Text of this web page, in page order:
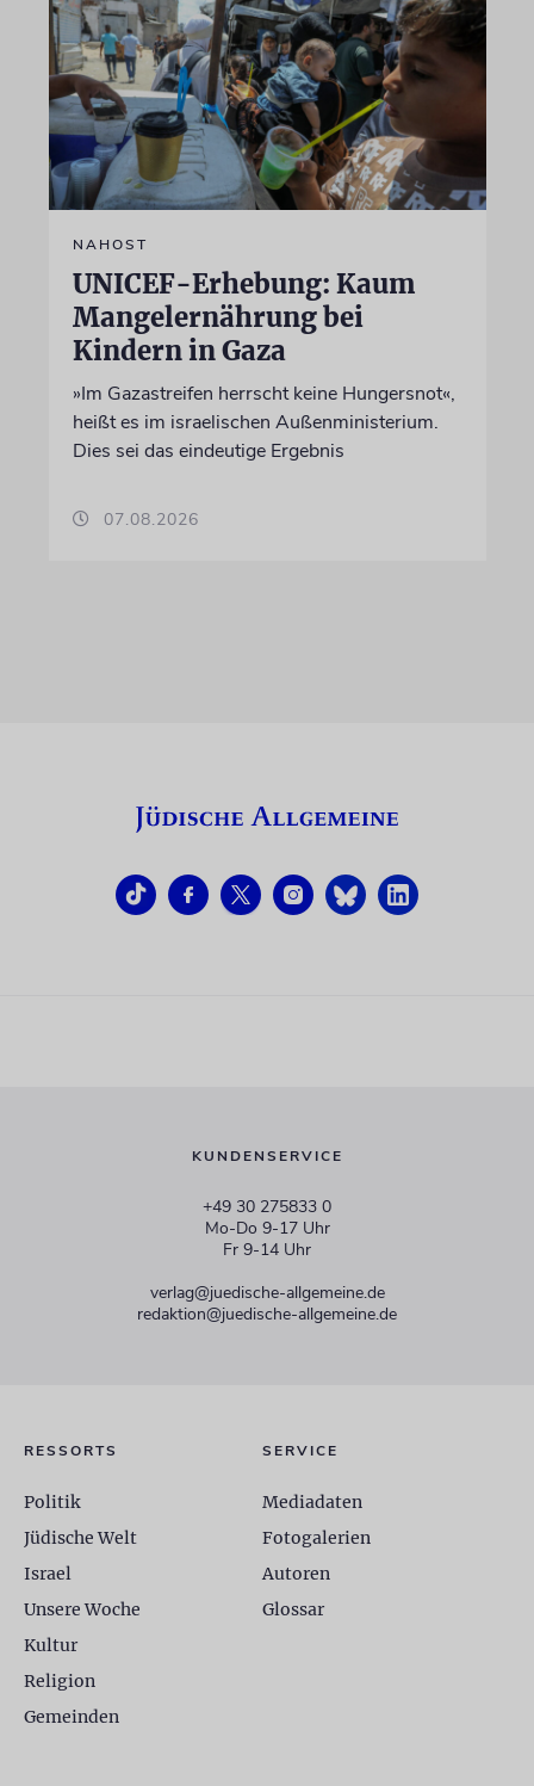
NAHOST
UNICEF-Erhebung: Kaum
Mangelernährung bei
Kindern in Gaza
»Im Gazastreifen herrscht keine Hungersnot«,
heißt es im israelischen Außenministerium.
Dies sei das eindeutige Ergebnis
07.08.2026
KUNDENSERVICE
+49 30 275833 0
Mo-Do 9-17 Uhr
Fr 9-14 Uhr
verlag@juedische-allgemeine.de
redaktion@juedische-allgemeine.de
RESSORTS
Politik
Jüdische Welt
Israel
Unsere Woche
Kultur
Religion
Gemeinden
SERVICE
Mediadaten
Fotogalerien
Autoren
Glossar